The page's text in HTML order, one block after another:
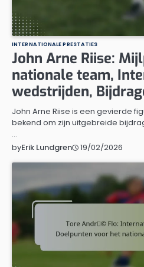
INTERNATIONALE PRESTATIES
John Arne Riise:
nationale team,
wedstrijden,
John Arne Riise is een gevierde
bekend om zijn uitgebreide
…
byErik Lundgren 19/02/2026